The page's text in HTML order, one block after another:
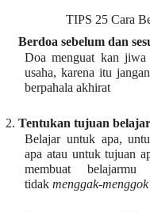
TIPS 25 Cara
Berdoa sebelum dan
Doa menguat kan jiwa
usaha, karena itu
berpahala akhirat
2.Tentukan tujuan belajar
Belajar untuk apa,
apa atau untuk tujuan
membuat
tidakmenggak-menggok